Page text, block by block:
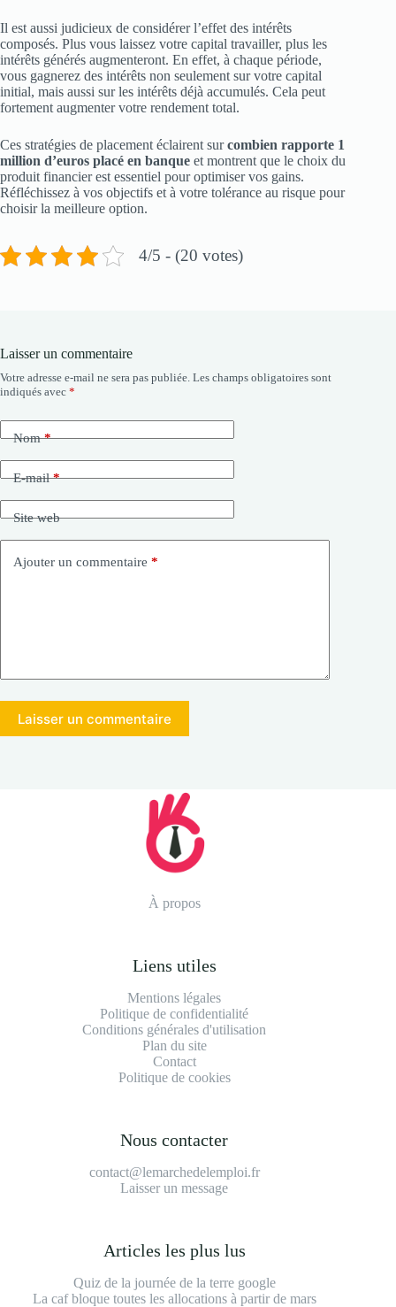
Il est aussi judicieux de considérer l’effet des intérêts
composés. Plus vous laissez votre capital travailler, plus les
intérêts générés augmenteront. En effet, à chaque période,
vous gagnerez des intérêts non seulement sur votre capital
initial, mais aussi sur les intérêts déjà accumulés. Cela peut
fortement augmenter votre rendement total.
Ces stratégies de placement éclairent surcombien rapporte 1
million d’euros placé en banque et montrent que le choix du
produit financier est essentiel pour optimiser vos gains.
Réfléchissez à vos objectifs et à votre tolérance au risque pour
choisir la meilleure option.
4/5 - (20 votes)
Laisser un commentaire
Votre adresse e-mail ne sera pas publiée. Les champs obligatoires sont
indiqués avec *
Nom*
E-mail*
Site web
Ajouter un commentaire *
Laisser un commentaire
À propos
Liens utiles
Mentions légales
Politique de confidentialité
Conditions générales d'utilisation
Plan du site
Contact
Politique de cookies
Nous contacter
contact@lemarchedelemploi.fr
Laisser un message
Articles les plus lus
Quiz de la journée de la terre google
La caf bloque toutes les allocations à partir de mars